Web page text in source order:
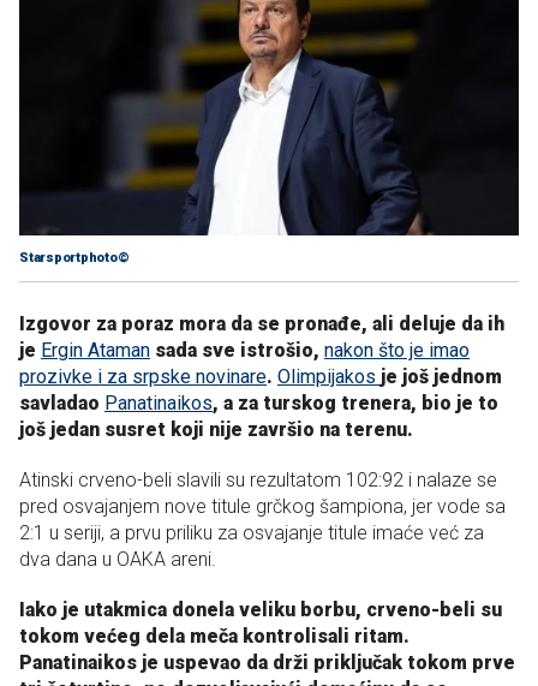
Starsportphoto©
Izgovor za poraz mora da se pronađe, ali deluje da ih
je Ergin Ataman sada sve istrošio, nakon što je imao
prozivke i za srpske novinare. Olimpijakos je još jednom
savladao Panatinaikos, a za turskog trenera, bio je to
još jedan susret koji nije završio na terenu.
Atinski crveno-beli slavili su rezultatom 102:92 i nalaze se
pred osvajanjem nove titule grčkog šampiona, jer vode sa
2:1 u seriji, a prvu priliku za osvajanje titule imaće već za
dva dana u OAKA areni.
Iako je utakmica donela veliku borbu, crveno-beli su
tokom većeg dela meča kontrolisali ritam.
Panatinaikos je uspevao da drži priključak tokom prve